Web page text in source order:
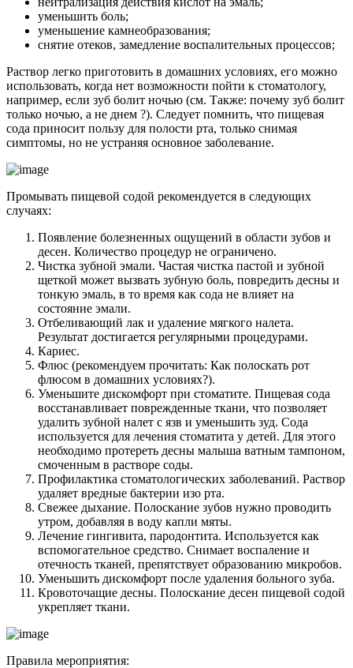
уменьшить боль;
уменьшение камнеобразования;
снятие отеков, замедление воспалительных процессов;
Раствор легко приготовить в домашних условиях, его можно
использовать, когда нет возможности пойти к стоматологу,
например, если зуб болит ночью (см. Также: почему зуб болит
только ночью, а не днем ?). Следует помнить, что пищевая
сода приносит пользу для полости рта, только снимая
симптомы, но не устраняя основное заболевание.
Промывать пищевой содой рекомендуется в следующих
случаях:
Появление болезненных ощущений в области зубов и
десен. Количество процедур не ограничено.
Чистка зубной эмали. Частая чистка пастой и зубной
щеткой может вызвать зубную боль, повредить десны и
тонкую эмаль, в то время как сода не влияет на
состояние эмали.
Отбеливающий лак и удаление мягкого налета.
Результат достигается регулярными процедурами.
Кариес.
Флюс (рекомендуем прочитать: Как полоскать рот
флюсом в домашних условиях?).
Уменьшите дискомфорт при стоматите. Пищевая сода
восстанавливает поврежденные ткани, что позволяет
удалить зубной налет с язв и уменьшить зуд. Сода
используется для лечения стоматита у детей. Для этого
необходимо протереть десны малыша ватным тампоном,
смоченным в растворе соды.
Профилактика стоматологических заболеваний. Раствор
удаляет вредные бактерии изо рта.
Свежее дыхание. Полоскание зубов нужно проводить
утром, добавляя в воду капли мяты.
Лечение гингивита, пародонтита. Используется как
вспомогательное средство. Снимает воспаление и
отечность тканей, препятствует образованию микробов.
Уменьшить дискомфорт после удаления больного зуба.
Кровоточащие десны. Полоскание десен пищевой содой
укрепляет ткани.
Правила мероприятия: